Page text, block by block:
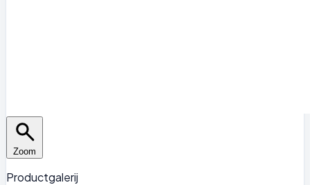
Zoom
Productgalerij